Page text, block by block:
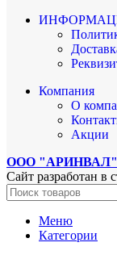
Компания
О
Акции
ООО "АРИНВАЛ"
Сайт разработан в
Меню
Категории